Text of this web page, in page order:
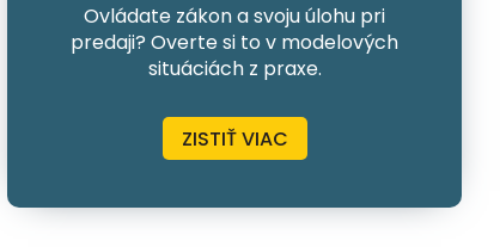
Ovládate zákon a svoju úlohu pri
predaji? Overte si to v modelových
situáciách z praxe.
ZISTIŤ VIAC